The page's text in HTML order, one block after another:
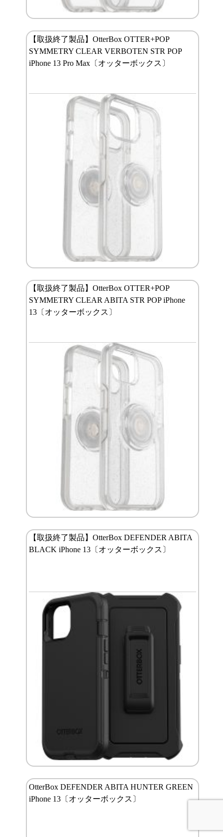
【取扱終了製品】OtterBox OTTER+POP
SYMMETRY CLEAR VERBOTEN STR POP
iPhone 13 Pro Max〔オッターボックス〕
【取扱終了製品】OtterBox OTTER+POP
SYMMETRY CLEAR ABITA STR POP iPhone
13〔オッターボックス〕
【取扱終了製品】OtterBox DEFENDER ABITA
BLACK iPhone 13〔オッターボックス〕
OtterBox DEFENDER ABITA HUNTER GREEN
iPhone 13〔オッターボックス〕